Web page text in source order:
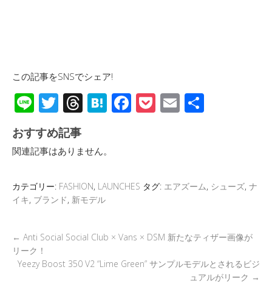
この記事をSNSでシェア!
Li
n
e
T
wi
tt
er
T
hr
e
a
d
s
H
at
a
F
ac
o
P
o
E
m
おすすめ記事
関連記事はありません。
カテゴリー: FASHION, LAUNCHES タグ: エアズーム, シューズ, ナ
イキ, ブランド, 新モデル
← Anti Social Social Club × Vans × DSM 新たなティザー画像が
リーク！
Yeezy Boost 350 V2 “Lime Green” サンプルモデルとされるビジ
ュアルがリーク →